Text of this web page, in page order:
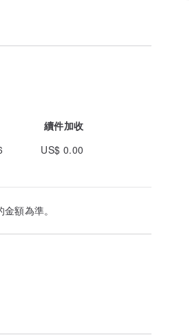
續件加收
US$ 0.00
額為準。